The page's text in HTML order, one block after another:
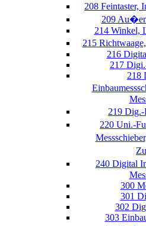
208 Feintaster,
209
214 Winkel,
215
216
217
218
219
220 Uni.-
240 Digital
300
301
302
303